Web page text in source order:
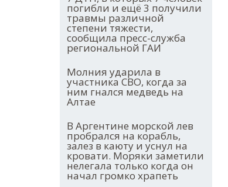
погибли и ещё 3 получили
травмы различной
степени тяжести,
сообщила пресс-служба
региональной ГАИ
Молния ударила в
участника СВО, когда за
ним гнался медведь на
Алтае
В Аргентине морской лев
пробрался на корабль,
залез в каюту и уснул на
кровати. Моряки заметили
нелегала только когда он
начал громко храпеть